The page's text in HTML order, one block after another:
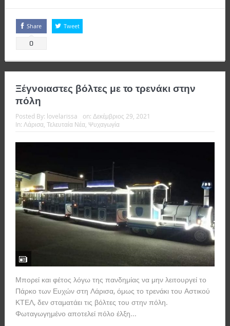
Share
0
Tweet
Ξέγνοιαστες βόλτες με το τρενάκι στην
πόλη
Posted By: lovelarissa on: Δεκέμβριος 29, 2021
In: Λάρισα Τελευταία Νέα Ψυχαγωγία
Μπορεί και φέτος λόγω της πανδημίας να μην λειτουργεί το
Πάρκο των Ευχών στη Λάρισα, όμως το τρενάκι του Αστικού
ΚΤΕΛ, δεν σταματάει τις βόλτες του στην πόλη.
Φωταγωγημένο αποτελεί πόλο έλξη...